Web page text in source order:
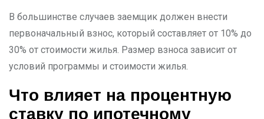
В большинстве случаев заемщик должен внести
первоначальный взнос, который составляет от 10% до
30% от стоимости жилья. Размер взноса зависит от
условий программы и стоимости жилья.
Что влияет на процентную
ставку по ипотечному